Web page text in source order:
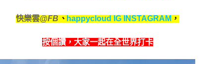
快樂雲@FB 、 happycloud IG INSTAGRAM ，
按個讚， 大家一起在全世界打卡